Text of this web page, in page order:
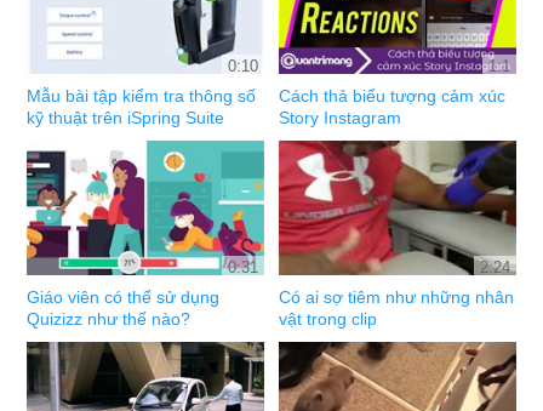
0:10
Mẫu bài tập kiểm tra thông số
kỹ thuật trên iSpring Suite
1:1
Cách thả biểu tượng cảm xúc
Story Instagram
0:31
Giáo viên có thể sử dụng
Quizizz như thế nào?
2:24
Có ai sợ tiêm như những nhân
vật trong clip